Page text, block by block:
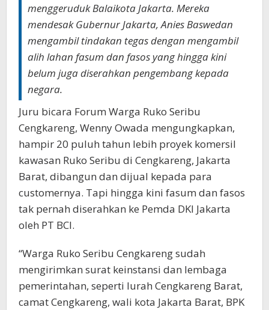
menggeruduk Balaikota Jakarta. Mereka
mendesak Gubernur Jakarta, Anies Baswedan
mengambil tindakan tegas dengan mengambil
alih lahan fasum dan fasos yang hingga kini
belum juga diserahkan pengembang kepada
negara.
Juru bicara Forum Warga Ruko Seribu
Cengkareng, Wenny Owada mengungkapkan,
hampir 20 puluh tahun lebih proyek komersil
kawasan Ruko Seribu di Cengkareng, Jakarta
Barat, dibangun dan dijual kepada para
customernya. Tapi hingga kini fasum dan fasos
tak pernah diserahkan ke Pemda DKI Jakarta
oleh PT BCI.
“Warga Ruko Seribu Cengkareng sudah
mengirimkan surat keinstansi dan lembaga
pemerintahan, seperti lurah Cengkareng Barat,
camat Cengkareng, wali kota Jakarta Barat, BPK